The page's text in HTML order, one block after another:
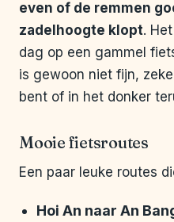
even of de remmen
zadelhoogte klopt.
dag op een gammel
is gewoon niet fijn,
bent of in het donker
Mooie fietsroutes
Een paar leuke routes
Hoi An naar An